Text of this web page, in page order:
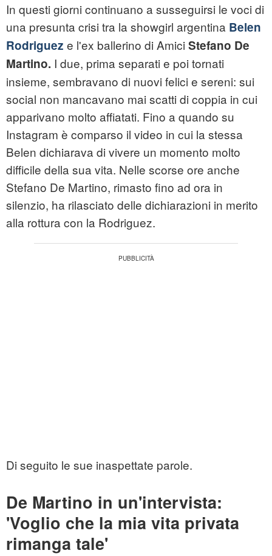
In questi giorni continuano a susseguirsi le voci di
una presunta crisi tra la showgirl argentina Belen
Rodriguez e l'ex ballerino di Amici Stefano De
Martino. I due, prima separati e poi tornati
insieme, sembravano di nuovi felici e sereni: sui
social non mancavano mai scatti di coppia in cui
apparivano molto affiatati. Fino a quando su
Instagram è comparso il video in cui la stessa
Belen dichiarava di vivere un momento molto
difficile della sua vita. Nelle scorse ore anche
Stefano De Martino, rimasto fino ad ora in
silenzio, ha rilasciato delle dichiarazioni in merito
alla rottura con la Rodriguez.
Di seguito le sue inaspettate parole.
De Martino in un'intervista:
'Voglio che la mia vita privata
rimanga tale'